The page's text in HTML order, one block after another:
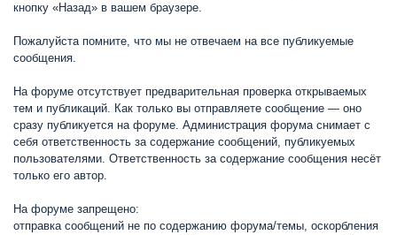
кнопку «Назад» в вашем браузере.
Пожалуйста помните, что мы не отвечаем на все публикуемые
сообщения.
На форуме отсутствует предварительная проверка открываемых
тем и публикаций. Как только вы отправляете сообщение — оно
сразу публикуется на форуме. Администрация форума снимает с
себя ответственность за содержание сообщений, публикуемых
пользователями. Ответственность за содержание сообщения несёт
только его автор.
На форуме запрещено:
отправка сообщений не по содержанию форума/темы, оскорбления